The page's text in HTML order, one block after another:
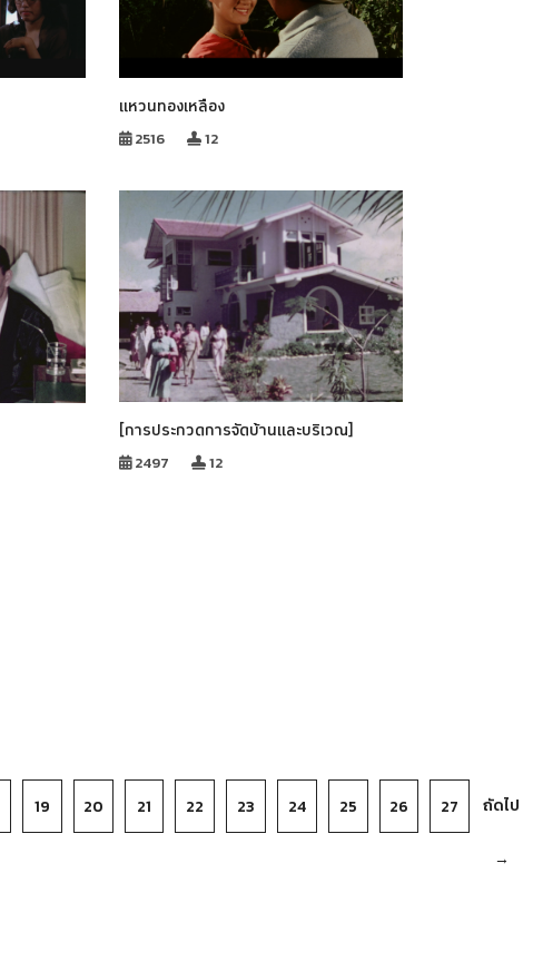
แหวนทองเหลือง
2516 12
[การประกวดการจัดบ้านและบริเวณ]
2497 12
19 20 21 22 23 24 25 26 27 ถัดไป
→